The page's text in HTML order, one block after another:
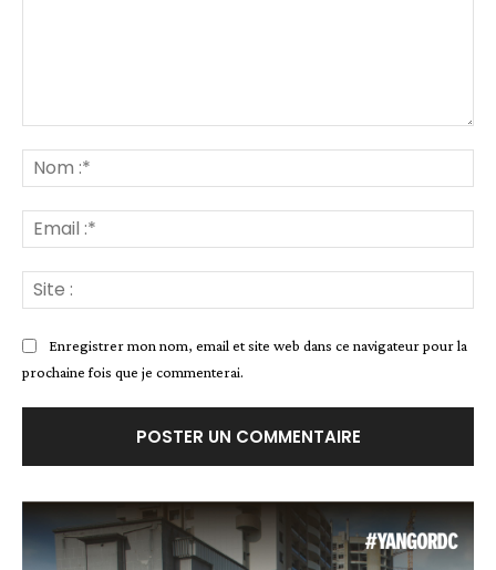
:*
:*
:
Enregistrer mon nom, email et site web dans ce navigateur pour la
prochaine fois que je commenterai.